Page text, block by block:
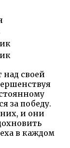
над своей
за победу.
и они
в каждом